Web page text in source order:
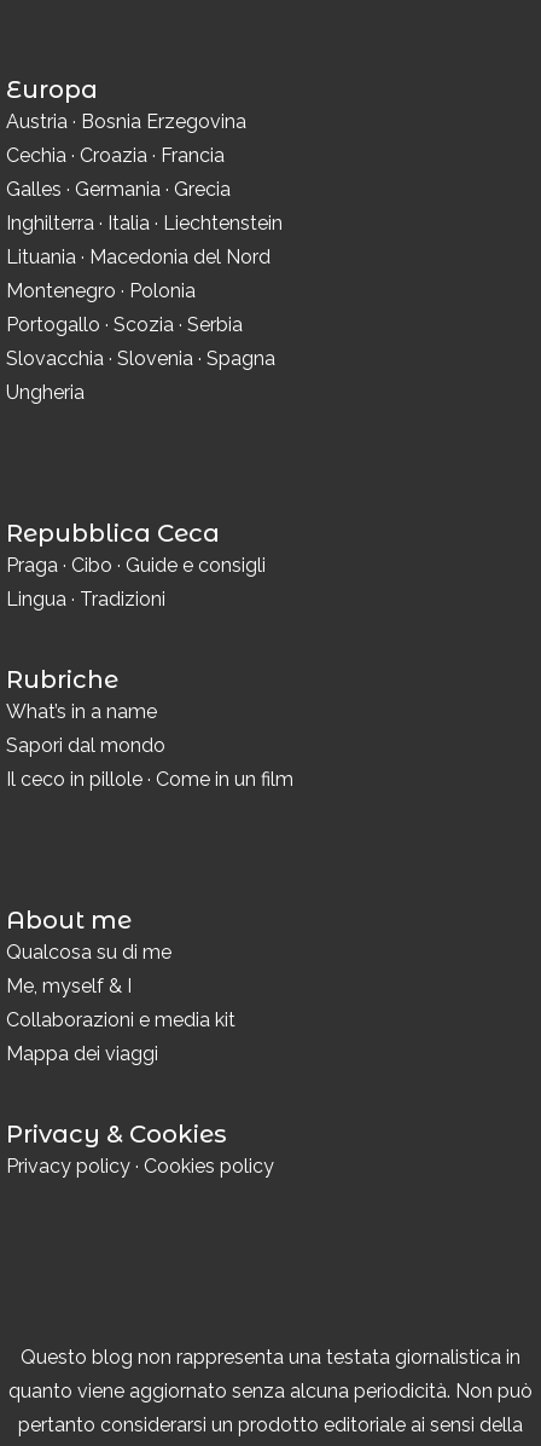
Europa
Austria · Bosnia Erzegovina
Cechia · Croazia · Francia
Galles · Germania · Grecia
Inghilterra · Italia · Liechtenstein
Lituania · Macedonia del Nord
Montenegro · Polonia
Portogallo · Scozia · Serbia
Slovacchia · Slovenia · Spagna
Ungheria
Repubblica Ceca
Praga · Cibo · Guide e consigli
Lingua · Tradizioni
Rubriche
What’s in a name
Sapori dal mondo
Il ceco in pillole · Come in un film
About me
Qualcosa su di me
Me, myself & I
Collaborazioni e media kit
Mappa dei viaggi
Privacy & Cookies
Privacy policy · Cookies policy
Questo blog non rappresenta una testata giornalistica in
quanto viene aggiornato senza alcuna periodicità. Non può
pertanto considerarsi un prodotto editoriale ai sensi della